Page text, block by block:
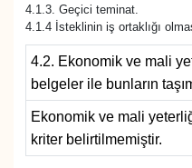
4.1.3. Geçici teminat.
4.1.4 İsteklinin iş ortaklığı
4.2. Ekonomik ve mali
belgeler ile bunların
Ekonomik ve mali
kriter belirtilmemiştir.
Turizm
VAN'DA SPOR
Vasıta
YAŞAM